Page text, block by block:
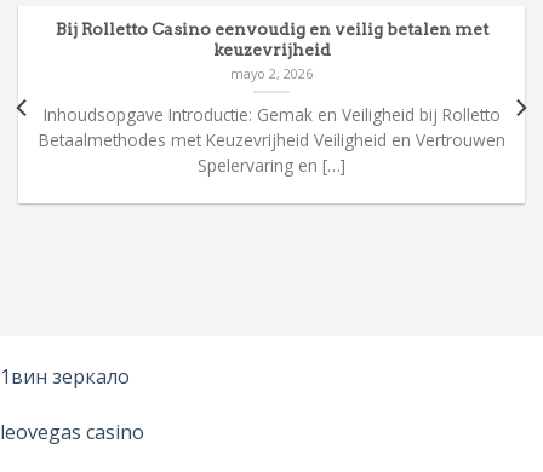
Bij Rolletto Casino eenvoudig en veilig betalen met
keuzevrijheid
mayo 2, 2026
Inhoudsopgave Introductie: Gemak en Veiligheid bij Rolletto
Betaalmethodes met Keuzevrijheid Veiligheid en Vertrouwen
Spelervaring en […]
1вин зеркало
leovegas casino